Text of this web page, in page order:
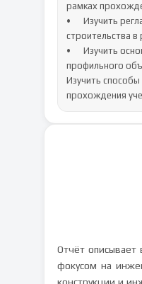
рамках
•	Изучить регламент работ по технической эксплуатации (техническому обслуживанию или ремонту) объектов
строительства
•	Изучить основы технического надзора, экспертизы объектов строительства и оценки технического состояния
профильного
Изучить
прохождения
Отчёт описывает
фокусом на